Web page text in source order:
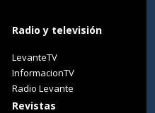
Radio y televisión
LevanteTV
InformacionTV
Radio Levante
Revistas